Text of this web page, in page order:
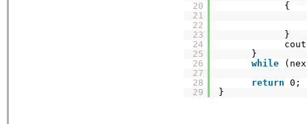
20
21
22
23
24
25
26
27
28
29
{
}
}
while
return 0;
}